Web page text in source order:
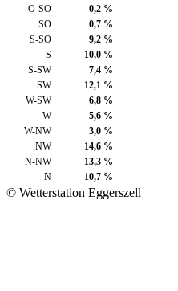
O-SO
0,2 %
SO
0,7 %
S-SO
9,2 %
S
10,0 %
S-SW
7,4 %
SW
12,1 %
W-SW
6,8 %
W
5,6 %
W-NW
3,0 %
NW
14,6 %
N-NW
13,3 %
N
10,7 %
© Wetterstation Eggerszell